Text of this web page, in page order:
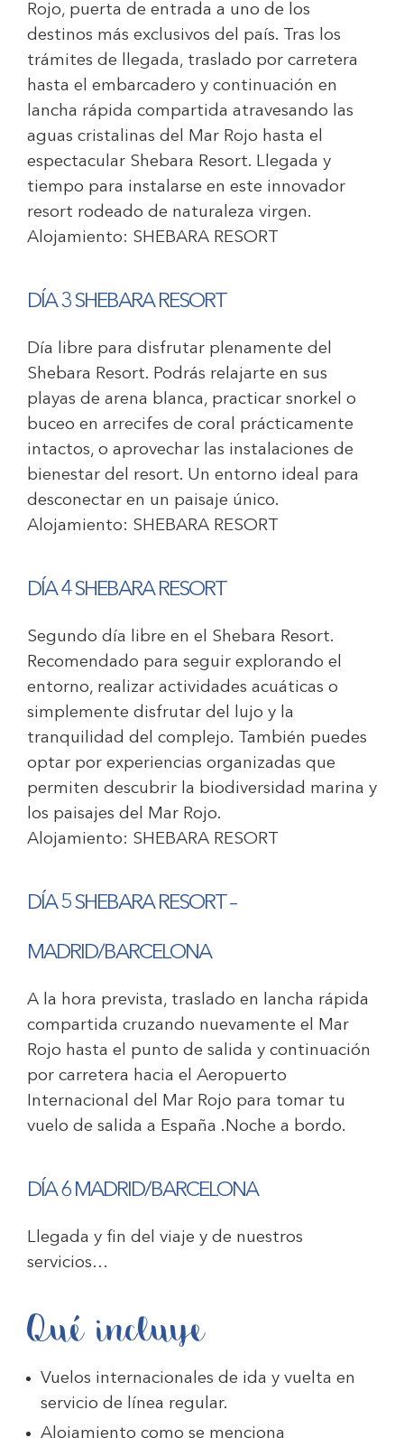
Rojo, puerta de entrada a uno de los
destinos más exclusivos del país. Tras los
trámites de llegada, traslado por carretera
hasta el embarcadero y continuación en
lancha rápida compartida atravesando las
aguas cristalinas del Mar Rojo hasta el
espectacular Shebara Resort. Llegada y
tiempo para instalarse en este innovador
resort rodeado de naturaleza virgen.
Alojamiento: SHEBARA RESORT
DÍA 3 SHEBARA RESORT
Día libre para disfrutar plenamente del
Shebara Resort. Podrás relajarte en sus
playas de arena blanca, practicar snorkel o
buceo en arrecifes de coral prácticamente
intactos, o aprovechar las instalaciones de
bienestar del resort. Un entorno ideal para
desconectar en un paisaje único.
Alojamiento: SHEBARA RESORT
DÍA 4 SHEBARA RESORT
Segundo día libre en el Shebara Resort.
Recomendado para seguir explorando el
entorno, realizar actividades acuáticas o
simplemente disfrutar del lujo y la
tranquilidad del complejo. También puedes
optar por experiencias organizadas que
permiten descubrir la biodiversidad marina y
los paisajes del Mar Rojo.
Alojamiento: SHEBARA RESORT
DÍA 5 SHEBARA RESORT –
MADRID/BARCELONA
A la hora prevista, traslado en lancha rápida
compartida cruzando nuevamente el Mar
Rojo hasta el punto de salida y continuación
por carretera hacia el Aeropuerto
Internacional del Mar Rojo para tomar tu
vuelo de salida a España .Noche a bordo.
DÍA 6 MADRID/BARCELONA
Llegada y fin del viaje y de nuestros
servicios…
Qué incluye
Vuelos internacionales de ida y vuelta en
servicio de línea regular.
Alojamiento como se menciona